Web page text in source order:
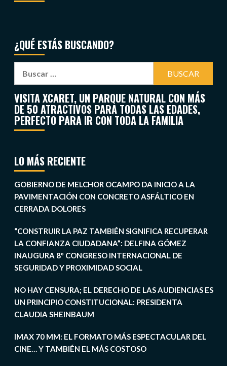
¿QUÉ ESTÁS BUSCANDO?
VISITA XCARET, UN PARQUE NATURAL CON MÁS
DE 50 ATRACTIVOS PARA TODAS LAS EDADES,
PERFECTO PARA IR CON TODA LA FAMILIA
LO MÁS RECIENTE
GOBIERNO DE MELCHOR OCAMPO DA INICIO A LA
PAVIMENTACIÓN CON CONCRETO ASFÁLTICO EN
CERRADA DOLORES
“CONSTRUIR LA PAZ TAMBIÉN SIGNIFICA RECUPERAR
LA CONFIANZA CIUDADANA”: DELFINA GÓMEZ
INAUGURA 8º CONGRESO INTERNACIONAL DE
SEGURIDAD Y PROXIMIDAD SOCIAL
NO HAY CENSURA; EL DERECHO DE LAS AUDIENCIAS ES
UN PRINCIPIO CONSTITUCIONAL: PRESIDENTA
CLAUDIA SHEINBAUM
IMAX 70 MM: EL FORMATO MÁS ESPECTACULAR DEL
CINE… Y TAMBIÉN EL MÁS COSTOSO